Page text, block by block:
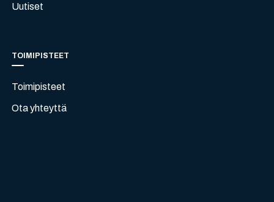
Uutiset
TOIMIPISTEET
Toimipisteet
Ota yhteyttä